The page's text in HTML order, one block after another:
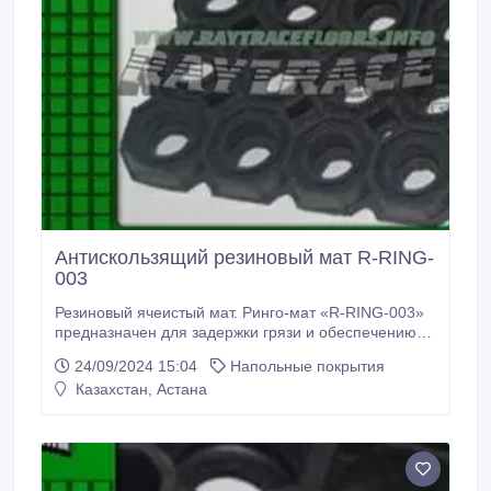
Антискользящий резиновый мат R-RING-
003
Резиновый ячеистый мат. Ринго-мат «R-RING-003»
предназначен для задержки грязи и обеспечению
позволяют резиновому коврику не скользить на
кафеле, мраморе и граните. Резиновый ячеистый
24/09/2024 15:04
Напольные покрытия
Казахстан, Астана